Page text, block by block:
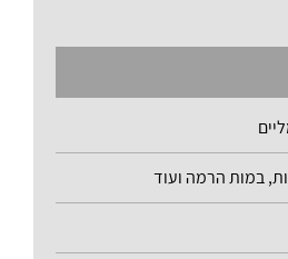
במות הרמה ועוד